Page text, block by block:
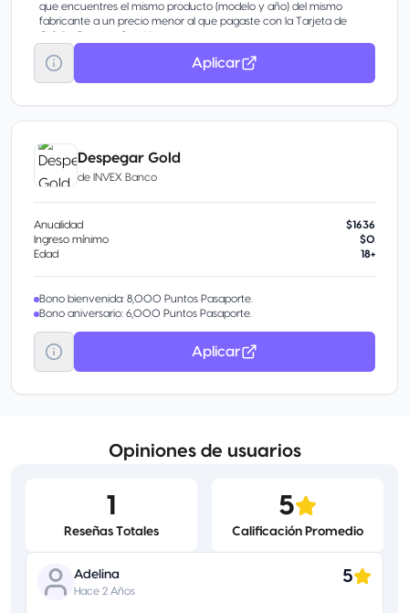
que encuentres el mismo producto (modelo y año) del mismo
fabricante a un precio menor al que pagaste con la Tarjeta de
Crédito Banorte One Up.
Blindaje Banorte Cubrimos cargos no reconocidos al 100% hasta 48
horas antes de que los reportes.
Personaliza tu tarjeta a tu estilo de vida Elige entre gamer, lifestyle o
tarjeta lleve tus datos.
Banca Digital Administra tu tarjeta desde Banorte Móvil y Banco en
Activa tus pagos automáticos Solicita el cargo automático de tus
servicios a tu tarjeta de crédito y olvídate de las fechas de pago.
Visa también está a tu lado Tu tarjeta cuenta con todo el respaldo
Protegemos tus pertenencias Cuentas con una cobertura sin costo
por el robo de tu celular, bolso, identificación oficial, llaves y daño de
pantalla a tu celular.
Aplicar
Despegar Gold
de INVEX Banco
Anualidad
$1636
Ingreso mínimo
$0
Edad
18+
Bono bienvenida: 8,000 Puntos Pasaporte.
Bono aniversario: 6,000 Puntos Pasaporte.
Aplicar
Opiniones de usuarios
1
Reseñas Totales
5
Calificación Promedio
Adelina
Hace 2 Años
5